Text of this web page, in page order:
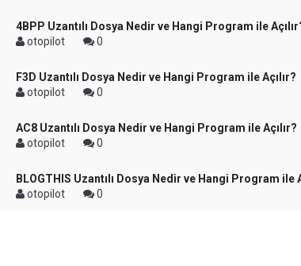
4BPP Uzantılı Dosya Nedir ve Hangi Program ile
otopilot
0
F3D Uzantılı Dosya Nedir ve Hangi Program ile Açılır?
otopilot
0
AC8 Uzantılı Dosya Nedir ve Hangi Program ile Açılır?
otopilot
0
BLOGTHIS Uzantılı Dosya Nedir ve Hangi Program ile
otopilot
0